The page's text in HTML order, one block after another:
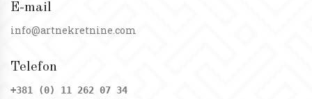
E-mail
info@artnekretnine.com
Telefon
+381 (0) 11 262 07 34